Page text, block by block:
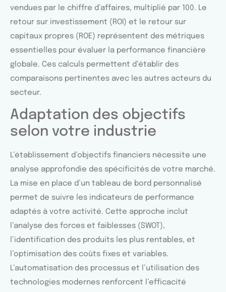
vendues par le chiffre d’affaires, multiplié par 100. Le
retour sur investissement (ROI) et le retour sur
capitaux propres (ROE) représentent des métriques
essentielles pour évaluer la performance financière
globale. Ces calculs permettent d’établir des
comparaisons pertinentes avec les autres acteurs du
secteur.
Adaptation des objectifs
selon votre industrie
L’établissement d’objectifs financiers nécessite une
analyse approfondie des spécificités de votre marché.
La mise en place d’un tableau de bord personnalisé
permet de suivre les indicateurs de performance
adaptés à votre activité. Cette approche inclut
l’analyse des forces et faiblesses (SWOT),
l’identification des produits les plus rentables, et
l’optimisation des coûts fixes et variables.
L’automatisation des processus et l’utilisation des
technologies modernes renforcent l’efficacité